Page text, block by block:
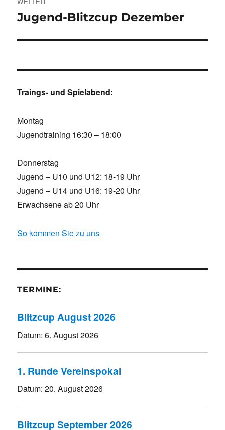
Nächster
Jugend-Blitzcup Dezember
Traings- und Spielabend:
Montag
Jugendtraining 16:30 – 18:00
Donnerstag
Jugend – U10 und U12: 18-19 Uhr
Jugend – U14 und U16: 19-20 Uhr
Erwachsene ab 20 Uhr
So kommen Sie zu uns
TERMINE:
Blitzcup August 2026
Datum:6. August 2026
1. Runde Vereinspokal
Datum:20. August 2026
Blitzcup September 2026